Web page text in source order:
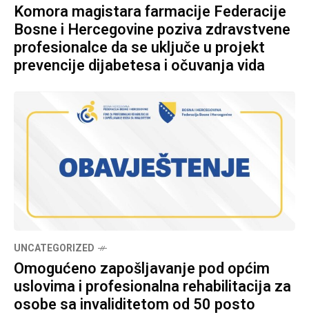
Komora magistara farmacije Federacije
Bosne i Hercegovine poziva zdravstvene
profesionalce da se uključe u projekt
prevencije dijabetesa i očuvanja vida
UNCATEGORIZED
Omogućeno zapošljavanje pod općim
uslovima i profesionalna rehabilitacija za
osobe sa invaliditetom od 50 posto